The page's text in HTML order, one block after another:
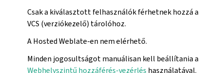
Csak a kiválasztott felhasználók férhetnek hozzá a
VCS (verziókezelő) tárolóhoz.
A Hosted Weblate-en nem elérhető.
Minden jogosultságot manuálisan kell beállítania a
Webhelyszintű hozzáférés-vezérlés használatával.